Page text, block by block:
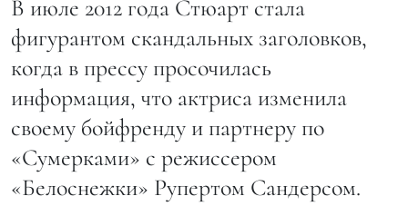
В июле 2012 года Стюарт стала
фигурантом скандальных заголовков,
когда в прессу просочилась
информация, что актриса изменила
своему бойфренду и партнеру по
«Сумерками» с режиссером
«Белоснежки» Рупертом Сандерсом.